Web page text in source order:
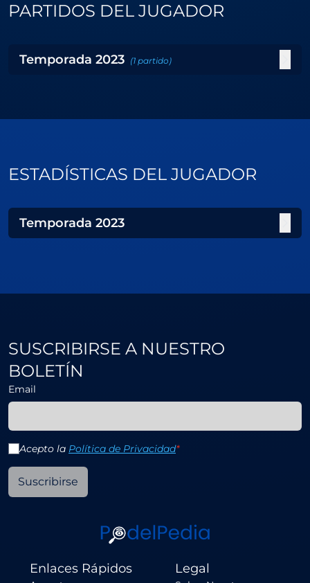
PARTIDOS DEL JUGADOR
Temporada 2023 (1 partido)
ESTADÍSTICAS DEL JUGADOR
Temporada 2023
SUSCRIBIRSE A NUESTRO
BOLETÍN
Email
Acepto la Política de Privacidad*
Suscribirse
Enlaces Rápidos Legal